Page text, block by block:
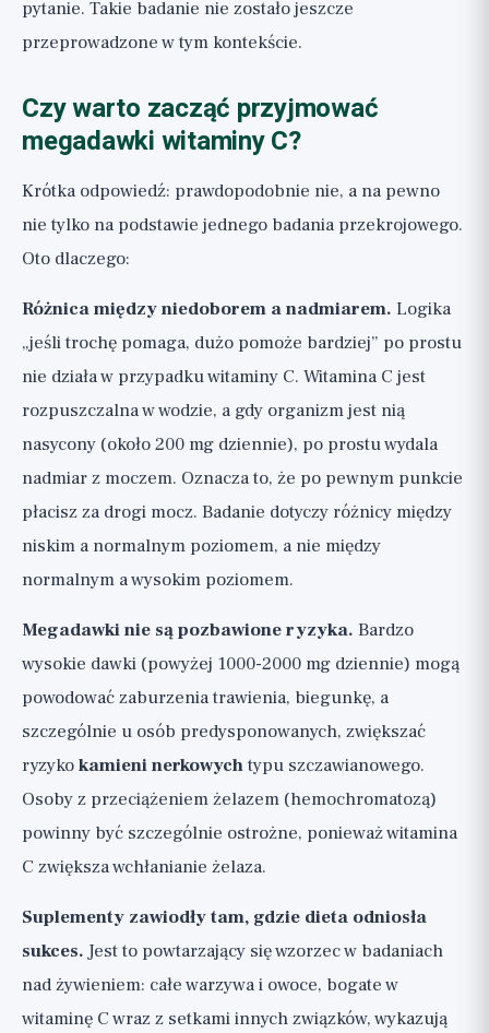
pytanie. Takie badanie nie zostało jeszcze
przeprowadzone w tym kontekście.
Czy warto zacząć przyjmować
megadawki witaminy C?
Krótka odpowiedź: prawdopodobnie nie, a na pewno
nie tylko na podstawie jednego badania przekrojowego.
Oto dlaczego:
Różnica między niedoborem a nadmiarem. Logika
„jeśli trochę pomaga, dużo pomoże bardziej” po prostu
nie działa w przypadku witaminy C. Witamina C jest
rozpuszczalna w wodzie, a gdy organizm jest nią
nasycony (około 200 mg dziennie), po prostu wydala
nadmiar z moczem. Oznacza to, że po pewnym punkcie
płacisz za drogi mocz. Badanie dotyczy różnicy między
niskim a normalnym poziomem, a nie między
normalnym a wysokim poziomem.
Megadawki nie są pozbawione ryzyka. Bardzo
wysokie dawki (powyżej 1000-2000 mg dziennie) mogą
powodować zaburzenia trawienia, biegunkę, a
szczególnie u osób predysponowanych, zwiększać
ryzykokamieni nerkowychtypu szczawianowego.
Osoby z przeciążeniem żelazem (hemochromatozą)
powinny być szczególnie ostrożne, ponieważ witamina
C zwiększa wchłanianie żelaza.
Suplementy zawiodły tam, gdzie dieta odniosła
sukces.Jest to powtarzający się wzorzec w badaniach
nad żywieniem: całe warzywa i owoce, bogate w
witaminę C wraz z setkami innych związków, wykazują